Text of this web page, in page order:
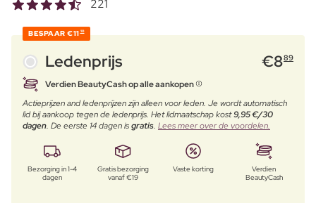
221
BESPAAR €11 10
Ledenprijs €889
Verdien BeautyCash op alle aankopen
Actieprijzen and ledenprijzen zijn alleen voor leden. Je wordt automatisch
lid bij aankoop tegen de ledenprijs. Het lidmaatschap kost9,95 €/30
dagen. De eerste 14 dagen isgratis. Lees meer over de voordelen.
Bezorging in 1-4
dagen
Gratis bezorging
vanaf €19
Vaste korting
Verdien
BeautyCash